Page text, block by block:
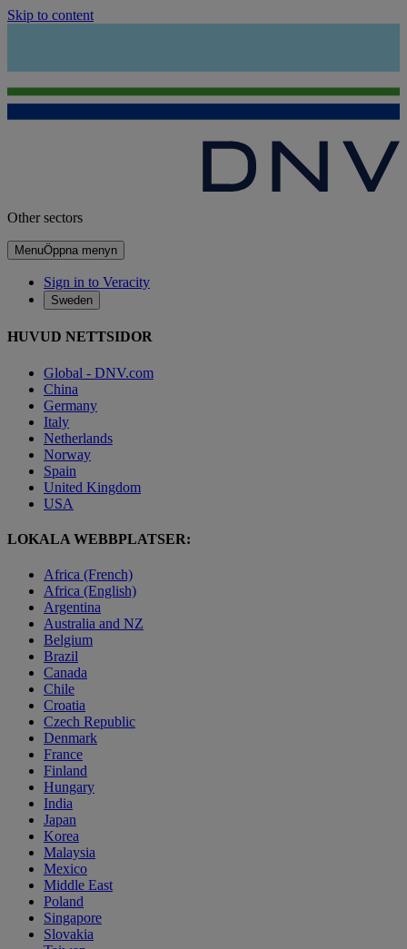
Skip to content
Other sectors
MenuÖppna menyn
Sign in to Veracity
Sweden
HUVUD NETTSIDOR
Global - DNV.com
China
Germany
Italy
Netherlands
Norway
Spain
United Kingdom
USA
LOKALA WEBBPLATSER:
Africa (French)
Africa (English)
Argentina
Australia and NZ
Belgium
Brazil
Canada
Chile
Croatia
Czech Republic
Denmark
France
Finland
Hungary
India
Japan
Korea
Malaysia
Mexico
Middle East
Poland
Singapore
Slovakia